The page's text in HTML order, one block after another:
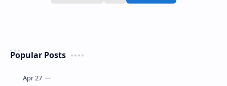
Popular Posts